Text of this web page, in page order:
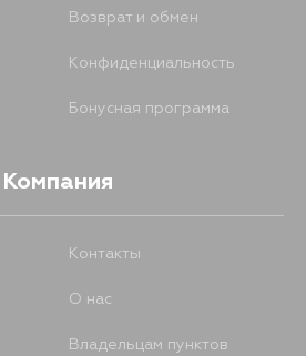
Возврат и обмен
Конфиденциальность
Бонусная программа
Компания
Контакты
О нас
Владельцам пунктов